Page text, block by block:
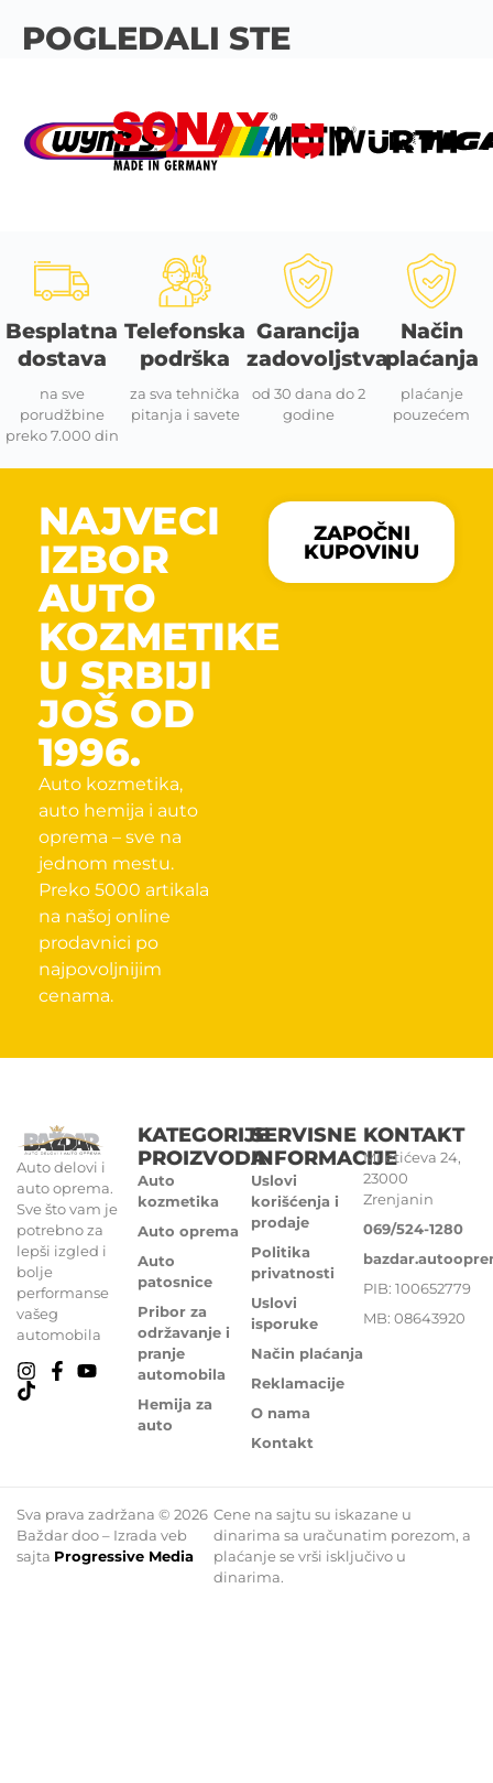
POGLEDALI STE
Besplatna
dostava
na sve
porudžbine
preko 7.000 din
Telefonska
podrška
za sva tehnička
pitanja i savete
Garancija
zadovoljstva
od 30 dana do 2
godine
Način
plaćanja
plaćanje
pouzećem
NAJVECI
IZBOR
AUTO
KOZMETIKE
U SRBIJI
JOŠ OD
1996.
Auto kozmetika,
auto hemija i auto
oprema – sve na
jednom mestu.
Preko 5000 artikala
na našoj online
prodavnici po
najpovoljnijim
cenama.
ZAPOČNI
KUPOVINU
Auto delovi i
auto oprema.
Sve što vam je
potrebno za
lepši izgled i
bolje
performanse
vašeg
automobila
KATEGORIJE
PROIZVODA
Auto
kozmetika
Auto oprema
Auto
patosnice
Pribor za
održavanje i
pranje
automobila
Hemija za
auto
SERVISNE
INFORMACIJE
Uslovi
korišćenja i
prodaje
Politika
privatnosti
Uslovi
isporuke
Način plaćanja
Reklamacije
O nama
Kontakt
KONTAKT
Miletićeva 24,
23000
Zrenjanin
069/524-1280
PIB: 100652779
MB: 08643920
Sva prava zadržana © 2026
Baždar doo – Izrada veb
sajta Progressive Media
Cene na sajtu su iskazane u
dinarima sa uračunatim porezom, a
plaćanje se vrši isključivo u
dinarima.